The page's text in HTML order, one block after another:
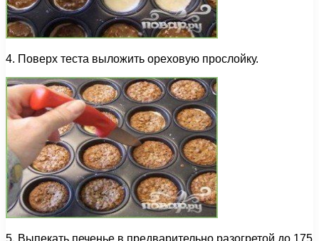
4. Поверх теста выложить ореховую прослойку.